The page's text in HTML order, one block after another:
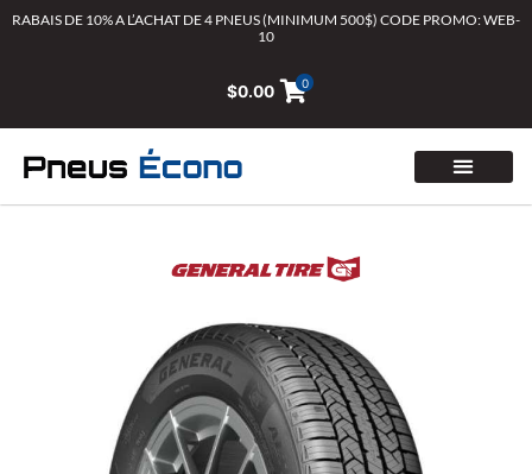
AllerRABAIS DE 10% A L’ACHAT DE 4 PNEUS (MINIMUM 500$) CODE PROMO: WEB-
10
$0.00 0